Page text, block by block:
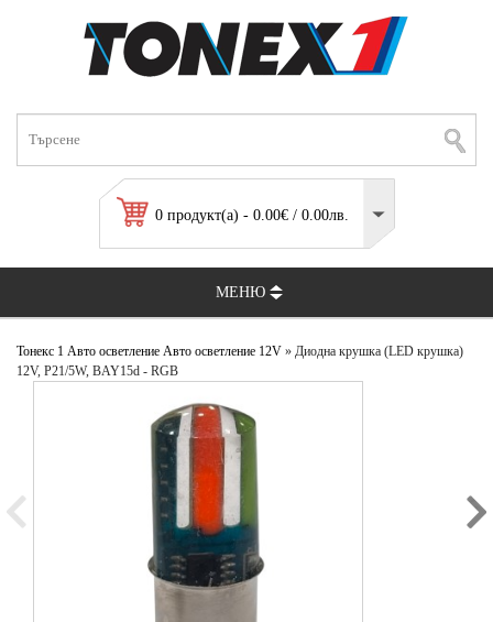
0 продукт(а) - 0.00€ / 0.00лв.
МЕНЮ
Тонекс 1 Авто осветление Авто осветление 12V » Диодна крушка (LED крушка)
12V, P21/5W, BAY15d - RGB